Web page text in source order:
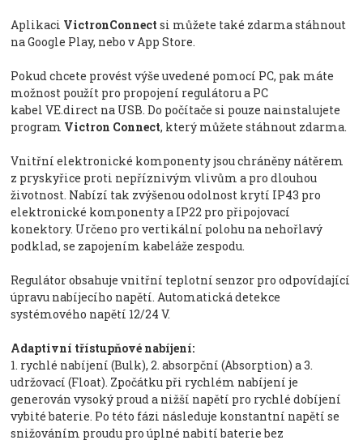
Aplikaci VictronConnect si můžete také zdarma stáhnout
na Google Play, nebo v App Store.
Pokud chcete provést výše uvedené pomocí PC, pak máte
možnost použít pro propojení regulátoru a PC
kabel VE.direct na USB. Do počítače si pouze nainstalujete
program Victron Connect, který můžete stáhnout zdarma.
Vnitřní elektronické komponenty jsou chráněny nátěrem
z pryskyřice proti nepříznivým vlivům a pro dlouhou
životnost. Nabízí tak zvýšenou odolnost krytí IP43 pro
elektronické komponenty a IP22 pro připojovací
konektory. Určeno pro vertikální polohu na nehořlavý
podklad, se zapojením kabeláže zespodu.
Regulátor obsahuje vnitřní teplotní senzor pro odpovídající
úpravu nabíjecího napětí. Automatická detekce
systémového napětí 12/24 V.
Adaptivní třístupňové nabíjení:
1. rychlé nabíjení (Bulk), 2. absorpční (Absorption) a 3.
udržovací (Float). Zpočátku při rychlém nabíjení je
generován vysoký proud a nižší napětí pro rychlé dobíjení
vybité baterie. Po této fázi následuje konstantní napětí se
snižováním proudu pro úplné nabití baterie bez